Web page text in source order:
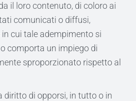
il loro contenuto, di coloro ai
comunicati o diffusi,
cui tale adempimento si
comporta un impiego di
sproporzionato rispetto al
diritto di opporsi, in tutto o in